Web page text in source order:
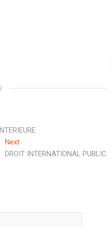
NextNext
post:
DROIT INTERNATIONAL PUBLIC